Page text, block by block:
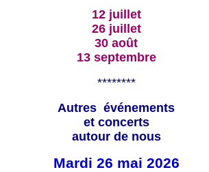
12 juillet
26 juillet
30 août
13 septembre
********
Autres événements
et concerts
autour de nous
Mardi 26 mai 2026